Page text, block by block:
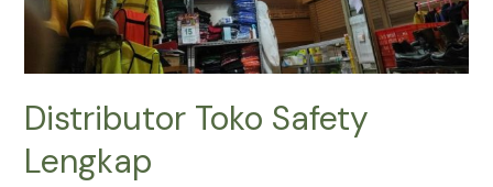
Distributor Toko Safety
Lengkap